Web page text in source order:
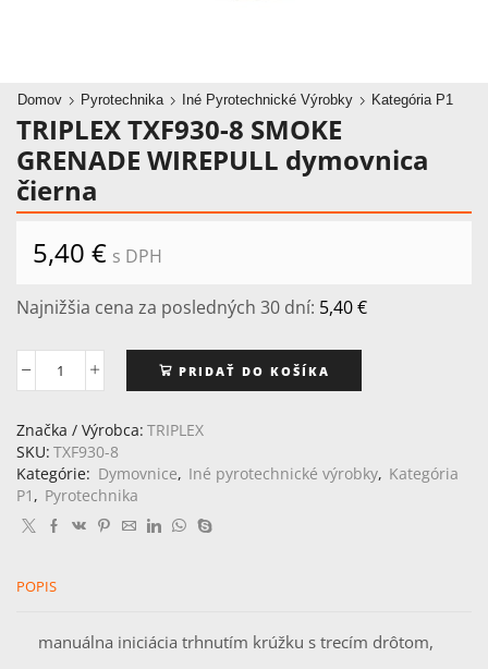
Domov Pyrotechnika Iné Pyrotechnické Výrobky Kategória P1
TRIPLEX TXF930-8 SMOKE
GRENADE WIREPULL dymovnica
čierna
5,40 € s DPH
Najnižšia cena za posledných 30 dní: 5,40€
množstvo
TXF930-
8
SMOKE
GRENADE
dymovnica
PRIDAŤ DO KOŠÍKA
Značka / Výrobca: TRIPLEX
SKU: TXF930-8
Kategórie: Dymovnice, Iné pyrotechnické výrobky, Kategória
P1 , Pyrotechnika
POPIS
manuálna iniciácia trhnutím krúžku s trecím drôtom,